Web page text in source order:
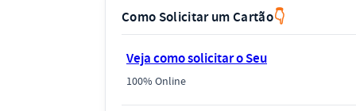
Como Solicitar um Cartão
Veja como solicitar o Seu
100% Online